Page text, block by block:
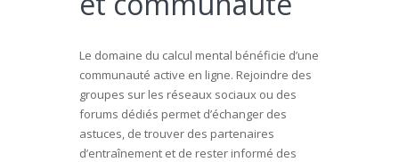
Le domaine du calcul mental bénéficie d’une
communauté active en ligne. Rejoindre des
groupes sur les réseaux sociaux ou des
forums dédiés permet d’échanger des
astuces, de trouver des partenaires
d’entraînement et de rester informé des